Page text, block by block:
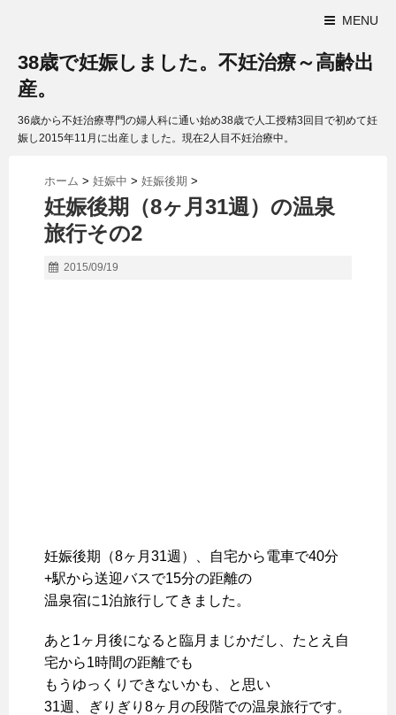
MENU
38歳で妊娠しました。不妊治療～高齢出
産。
36歳から不妊治療専門の婦人科に通い始め38歳で人工授精3回目で初めて妊
娠し2015年11月に出産しました。現在2人目不妊治療中。
ホーム > 妊娠中 > 妊娠後期 >
妊娠後期（8ヶ月31週）の温泉
旅行その2
2015/09/19
妊娠後期（8ヶ月31週）、自宅から電車で40分
+駅から送迎バスで15分の距離の
温泉宿に1泊旅行してきました。
あと1ヶ月後になると臨月まじかだし、たとえ自
宅から1時間の距離でも
もうゆっくりできないかも、と思い
31週、ぎりぎり8ヶ月の段階での温泉旅行です。